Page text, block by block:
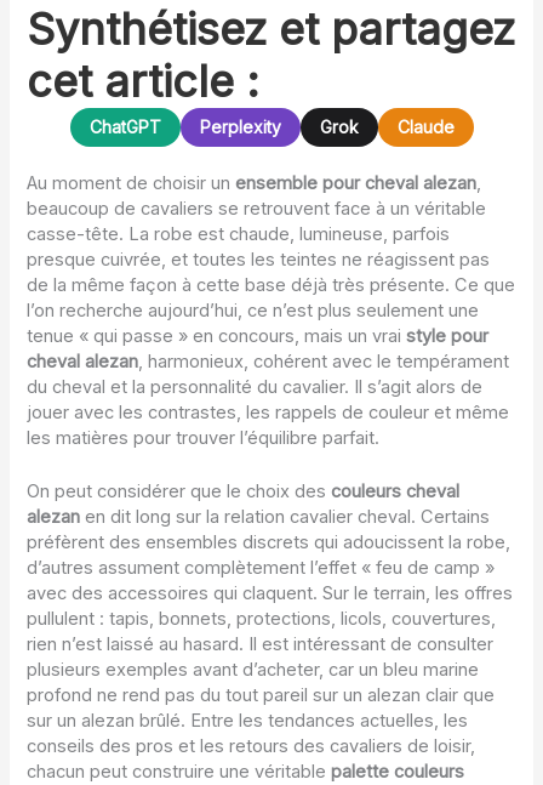
Synthétisez et partagez
cet article :
ChatGPT Perplexity Grok Claude
Au moment de choisir unensemble pour cheval alezan,
beaucoup de cavaliers se retrouvent face à un véritable
casse-tête. La robe est chaude, lumineuse, parfois
presque cuivrée, et toutes les teintes ne réagissent pas
de la même façon à cette base déjà très présente. Ce que
l’on recherche aujourd’hui, ce n’est plus seulement une
tenue « qui passe » en concours, mais un vraistyle pour
cheval alezan, harmonieux, cohérent avec le tempérament
du cheval et la personnalité du cavalier. Il s’agit alors de
jouer avec les contrastes, les rappels de couleur et même
les matières pour trouver l’équilibre parfait.
On peut considérer que le choix descouleurs cheval
alezan en dit long sur la relation cavalier cheval. Certains
préfèrent des ensembles discrets qui adoucissent la robe,
d’autres assument complètement l’effet « feu de camp »
avec des accessoires qui claquent. Sur le terrain, les offres
pullulent : tapis, bonnets, protections, licols, couvertures,
rien n’est laissé au hasard. Il est intéressant de consulter
plusieurs exemples avant d’acheter, car un bleu marine
profond ne rend pas du tout pareil sur un alezan clair que
sur un alezan brûlé. Entre les tendances actuelles, les
conseils des pros et les retours des cavaliers de loisir,
chacun peut construire une véritablepalette couleurs